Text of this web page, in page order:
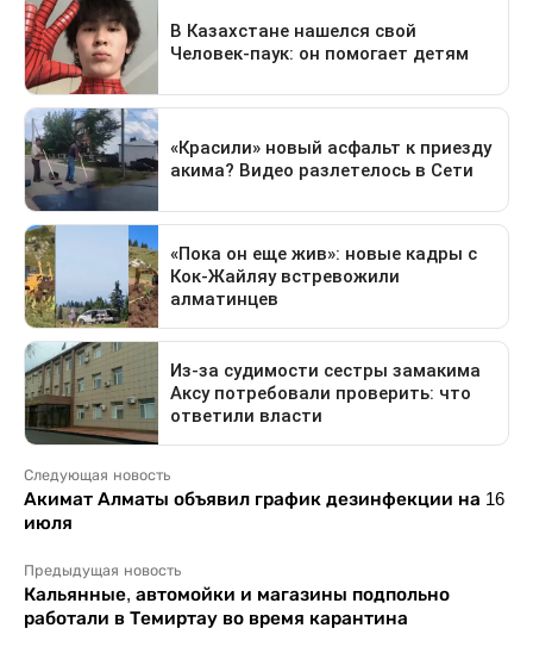
Следующая новость
Акимат Алматы объявил график дезинфекции на 16
июля
Предыдущая новость
Кальянные, автомойки и магазины подпольно
работали в Темиртау во время карантина